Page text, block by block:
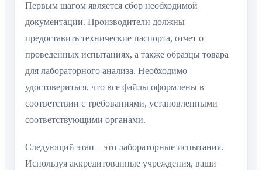
Первым шагом является сбор необходимой
документации. Производители должны
предоставить технические паспорта, отчет о
проведенных испытаниях, а также образцы товара
для лабораторного анализа. Необходимо
удостовериться, что все файлы оформлены в
соответствии с требованиями, установленными
соответствующими органами.
Следующий этап – это лабораторные испытания.
Используя аккредитованные учреждения, ваши